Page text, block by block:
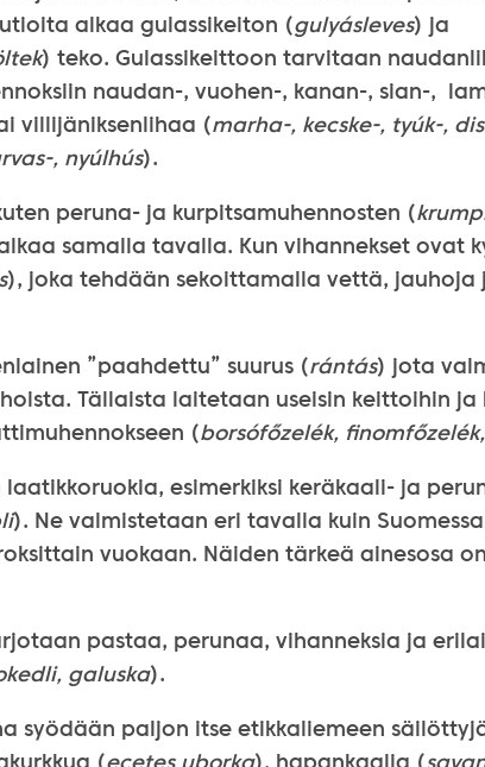
alkaa gulassikeiton (gulyásleves) ja
) teko. Gulassikeittoon tarvitaan
naudan-, vuohen-, kanan-, sian-,
villijäniksenlihaa (marha-, kecske-, tyúk-,
, nyúlhús).
peruna- ja kurpitsamuhennosten (
samalla tavalla. Kun vihannekset ovat
), joka tehdään sekoittamalla vettä, jauhoja
”paahdettu” suurus (rántás) jota
Tällaista laitetaan useisin keittoihin ja
(borsófőzelék,
laatikkoruokia, esimerkiksi keräkaali- ja
). Ne valmistetaan eri tavalla kuin
vuokaan. Näiden tärkeä ainesosa on
pastaa, perunaa, vihanneksia ja
galuska).
syödään paljon itse etikkaliemeen